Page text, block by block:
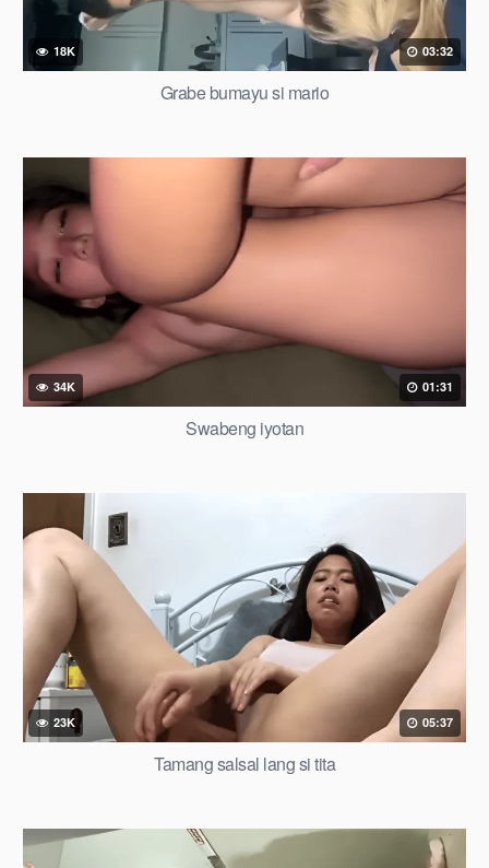
18K 03:32
Grabe bumayu si mario
34K 01:31
Swabeng iyotan
23K 05:37
Tamang salsal lang si tita